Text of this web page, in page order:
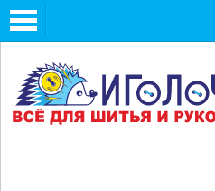
Toggle
navigation